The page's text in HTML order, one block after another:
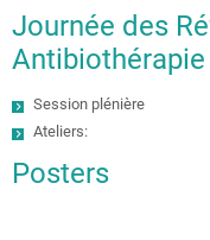
Journée des
Antibiothérapie
Session plénière
Ateliers:
Posters